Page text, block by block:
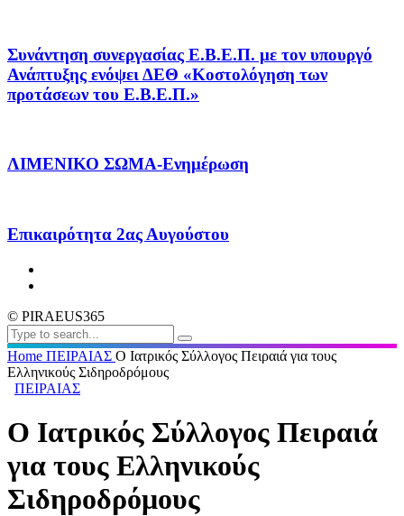
Συνάντηση συνεργασίας Ε.Β.Ε.Π. με τον υπουργό
Ανάπτυξης ενόψει ΔΕΘ «Κοστολόγηση των
προτάσεων του Ε.Β.Ε.Π.»
ΛΙΜΕΝΙΚΟ ΣΩΜΑ-Ενημέρωση
Επικαιρότητα 2ας Αυγούστου
© PIRAEUS365
Home ΠΕΙΡΑΙΑΣ Ο Ιατρικός Σύλλογος Πειραιά για τους
Ελληνικούς Σιδηροδρόμους
ΠΕΙΡΑΙΑΣ
Ο Ιατρικός Σύλλογος Πειραιά
για τους Ελληνικούς
Σιδηροδρόμους